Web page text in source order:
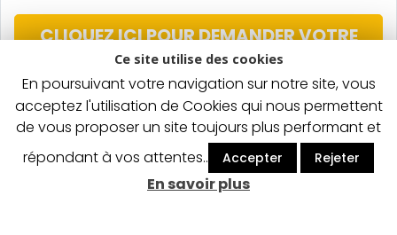
CLIQUEZ ICI POUR DEMANDER VOTRE
RACHAT DE CREDIT
Un crédit vous engage et doit être remboursé. Vérifiez
vos capacités de remboursement avant de vous
engager.
Ce site utilise des cookies
En poursuivant votre navigation sur notre site, vous
acceptez l'utilisation de Cookies qui nous permettent
de vous proposer un site toujours plus performant et
répondant à vos attentes..
Accepter Rejeter
En savoir plus